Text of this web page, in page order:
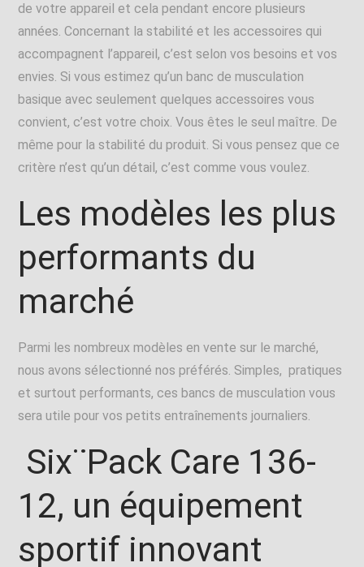
de votre appareil et cela pendant encore plusieurs
années. Concernant la stabilité et les accessoires qui
accompagnent l’appareil, c’est selon vos besoins et vos
envies. Si vous estimez qu’un banc de musculation
basique avec seulement quelques accessoires vous
convient, c’est votre choix. Vous êtes le seul maître. De
même pour la stabilité du produit. Si vous pensez que ce
critère n’est qu’un détail, c’est comme vous voulez.
Les modèles les plus
performants du
marché
Parmi les nombreux modèles en vente sur le marché,
nous avons sélectionné nos préférés. Simples, pratiques
et surtout performants, ces bancs de musculation vous
sera utile pour vos petits entraînements journaliers.
Six¨Pack Care 136-
12, un équipement
sportif innovant